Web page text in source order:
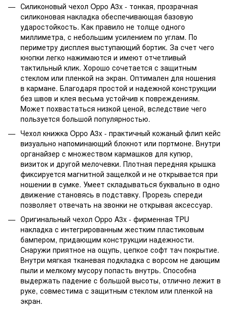
Силиконовый чехол Oppo A3x - тонкая, прозрачная
силиконовая накладка обеспечивающая базовую
ударостойкость. Как правило не толще одного
миллиметра, с небольшим усилением по углам. По
периметру дисплея выступающий бортик. За счет чего
кнопки легко нажимаются и имеют отчетливый
тактильный клик. Хорошо сочетается с защитным
стеклом или пленкой на экран. Оптимален для ношения
в кармане. Благодаря простой и надежной конструкции
без швов и клея весьма устойчив к повреждениям.
Может похвастаться низкой ценой, вследствие чего
пользуется большой популярностью.
Чехол книжка Oppo A3x - практичный кожаный флип кейс
визуально напоминающий блокнот или портмоне. Внутри
органайзер с множеством кармашков для купюр,
визиток и другой мелочевки. Плотная передняя крышка
фиксируется магнитной защелкой и не открывается при
ношении в сумке. Умеет складываться буквально в одно
движение становясь в подставку. Прорезь спереди
позволяет отвечать на звонки не открывая аксессуар.
Оригинальный чехол Oppo A3x - фирменная TPU
накладка с интегрированным жестким пластиковым
бампером, придающим конструкции надежности.
Снаружи приятное на ощупь, цепкое софт тач покрытие.
Внутри мягкая тканевая подкладка с ворсом не дающим
пыли и мелкому мусору попасть внутрь. Способна
выдержать падение с большой высоты, отлично лежит в
руке, совместима с защитным стеклом или пленкой на
экран.